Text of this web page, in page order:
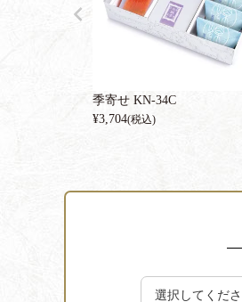
季寄せ KN-34C
¥3,704(税込)